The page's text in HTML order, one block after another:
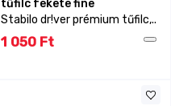
tűfilc fekete fine
Stabilo dr!ver prémium tűfilc,..
1 050 Ft